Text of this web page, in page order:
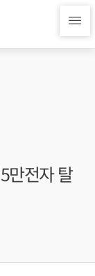
만전자 탈